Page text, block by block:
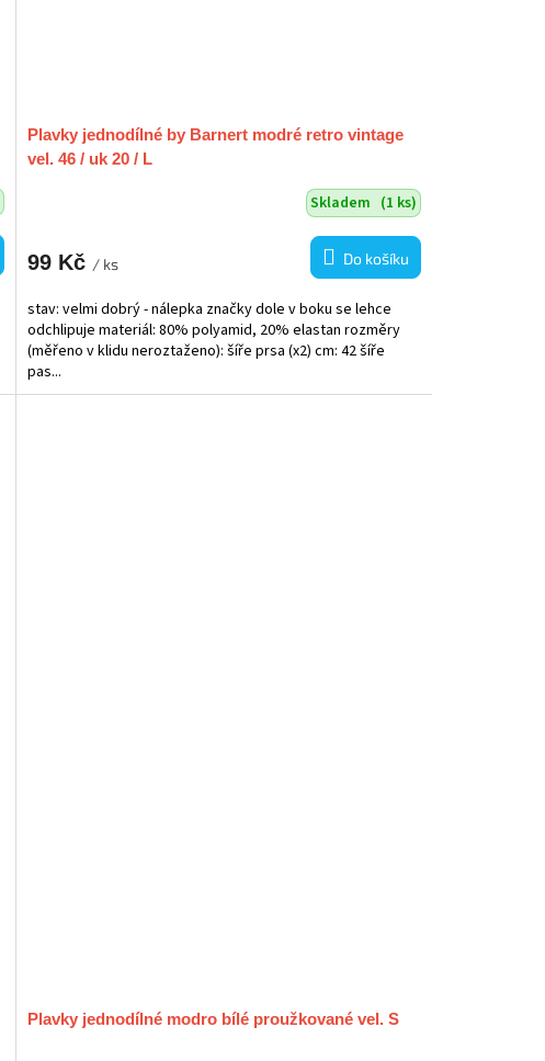
Plavky jednodílné by Barnert modré retro vintage
vel. 46 / uk 20 / L
Skladem (1 ks)
99 Kč / ks Do košíku
stav: velmi dobrý - nálepka značky dole v boku se lehce
odchlipuje materiál: 80% polyamid, 20% elastan rozměry
(měřeno v klidu neroztaženo): šíře prsa (x2) cm: 42 šíře
pas...
Plavky jednodílné modro bílé proužkované vel. S